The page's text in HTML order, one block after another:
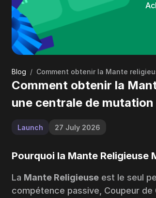
Blog / Comment obtenir la Mante
Comment obtenir la
une centrale de mutation
Launch 27 July 2026
Pourquoi la Mante Religieuse
La Mante Religieuse est le seul
compétence passive, Coupeur de